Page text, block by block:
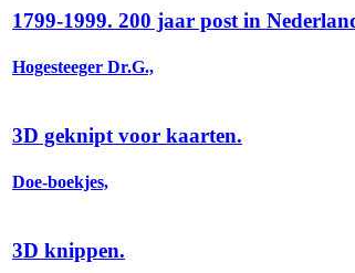
1799-1999. 200 jaar post in
Hogesteeger Dr.G.,
3D geknipt voor kaarten.
Doe-boekjes,
3D knippen.